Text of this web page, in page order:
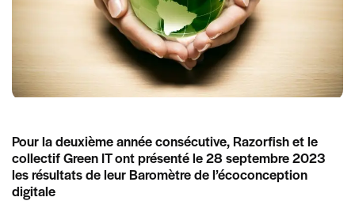
Pour la deuxième année consécutive, Razorfish et le
collectif Green IT ont présenté le 28 septembre 2023
les résultats de leur Baromètre de l’écoconception
digitale